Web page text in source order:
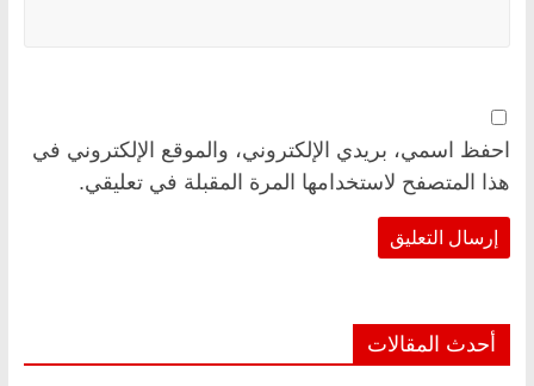
احفظ اسمي، بريدي الإلكتروني، والموقع الإلكتروني في
هذا المتصفح لاستخدامها المرة المقبلة في تعليقي.
أحدث المقالات